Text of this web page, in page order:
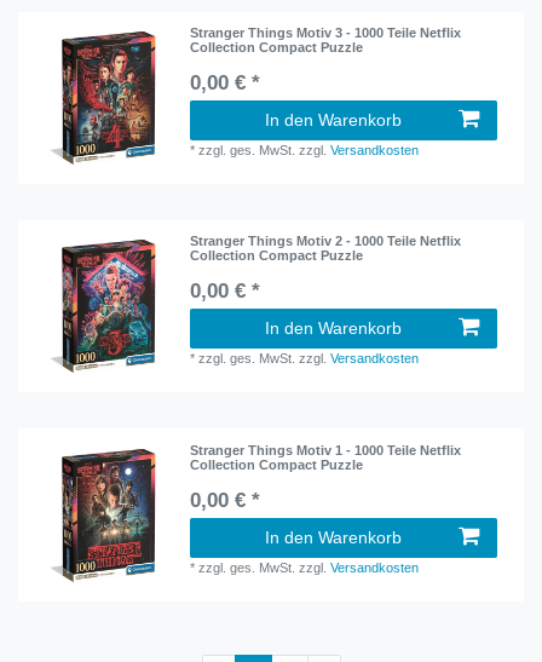
Stranger Things Motiv 3 - 1000 Teile Netflix
Collection Compact Puzzle
0,00 € *
In den Warenkorb
*zzgl. ges. MwSt. zzgl.Versandkosten
Stranger Things Motiv 2 - 1000 Teile Netflix
Collection Compact Puzzle
0,00 € *
In den Warenkorb
*zzgl. ges. MwSt. zzgl.Versandkosten
Stranger Things Motiv 1 - 1000 Teile Netflix
Collection Compact Puzzle
0,00 € *
In den Warenkorb
*zzgl. ges. MwSt. zzgl.Versandkosten